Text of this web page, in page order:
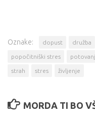
Oznake: dopust družba
popočitniški stres
strah stres življenje
MORDA TI BO